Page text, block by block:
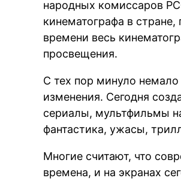
народных комиссаров
кинематографа в
времени весь
просвещения.
С тех пор минуло
изменения. Сегодня
сериалы, мультфильмы
фантастика, ужасы,
Многие считают, что
времена, и на экранах